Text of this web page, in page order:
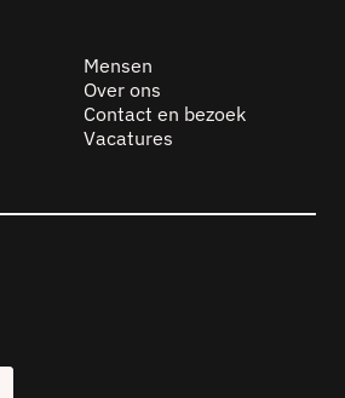
Mensen
Over ons
Contact en bezoek
Vacatures